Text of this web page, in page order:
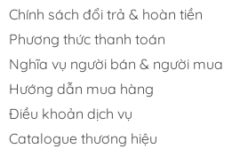
Chính sách đổi trả & hoàn tiền
Phương thức thanh toán
Nghĩa vụ người bán & người mua
Hướng dẫn mua hàng
Điều khoản dịch vụ
Catalogue thương hiệu